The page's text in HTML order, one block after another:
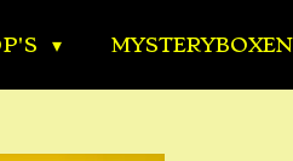
MYSTERYBOXEN